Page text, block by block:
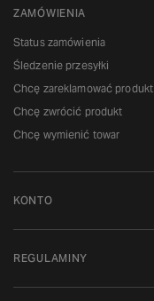
ZAMÓWIENIA
Status zamówienia
Śledzenie przesyłki
Chcę zareklamować produkt
Chcę zwrócić produkt
Chcę wymienić towar
KONTO
REGULAMINY